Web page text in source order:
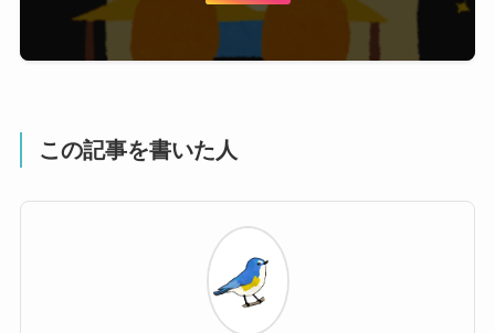
この記事を書いた人